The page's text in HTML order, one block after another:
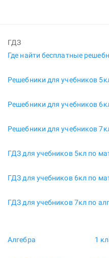
ГДЗ
Где найти бесплатные
Решебники для учебников
Решебники для учебников
Решебники для учебников
ГДЗ для учебников 5кл по
ГДЗ для учебников 6кл по
ГДЗ для учебников 7кл по
Алгебра 1